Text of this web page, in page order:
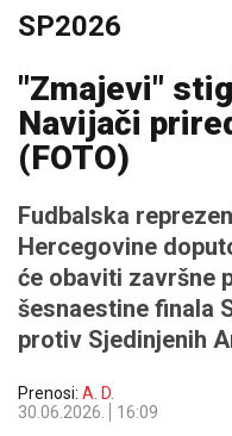
SP2026
"Zmajevi"
Navijači
(FOTO)
Fudbalska
Hercegovine
će obaviti završne
šesnaestine finala
protiv Sjedinjenih
Prenosi: A. D.
30.06.2026.
16:09